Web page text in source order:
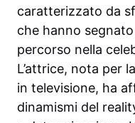
caratterizzato da
che hanno
percorso nella
L’attrice, nota per
in televisione, ha
dinamismi del